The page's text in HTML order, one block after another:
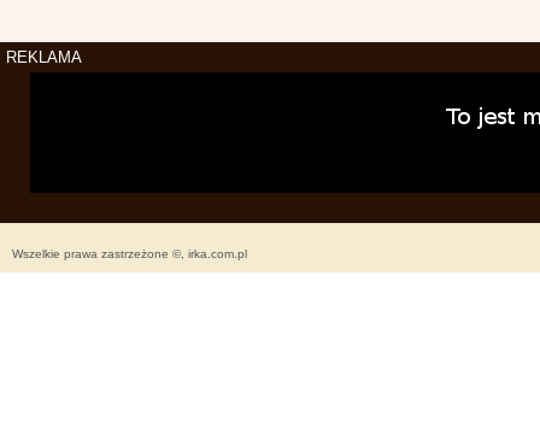
REKLAMA
Wszelkie prawa zastrzeżone ©, irka.com.pl